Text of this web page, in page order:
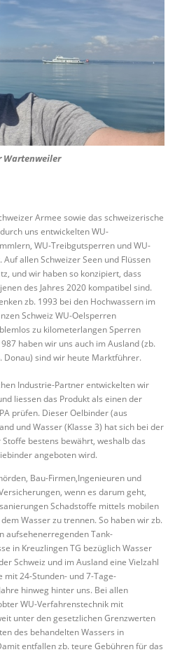
Wartenweiler
Armee sowie das schweizerische
uns entwickelten WU-
WU-Treibgutsperren und WU-
allen Schweizer Seen und Flüssen
und wir haben so konzipiert, dass
des Jahres 2020 kompatibel sind.
zb. 1993 bei den Hochwassern im
Schweiz WU-Oelsperren
zu kilometerlangen Sperren
haben wir uns auch im Ausland (zb.
Donau) sind wir heute Marktführer.
Industrie-Partner entwickelten wir
liessen das Produkt als einen der
prüfen. Dieser Oelbinder (aus
und Wasser (Klasse 3) hat sich bei der
bestens bewährt, weshalb das
angeboten wird.
Bau-Firmen,Ingenieuren und
wenn es darum geht,
Schadstoffe mittels mobilen
Wasser zu trennen. So haben wir zb.
aufsehenerregenden Tank-
in Kreuzlingen TG bezüglich Wasser
Schweiz und im Ausland eine Vielzahl
mit 24-Stunden- und 7-Tage-
hinweg hinter uns. Bei allen
WU-Verfahrenstechnik mit
unter den gesetzlichen Grenzwerten
des behandelten Wassers in
entfallen zb. teure Gebühren für das